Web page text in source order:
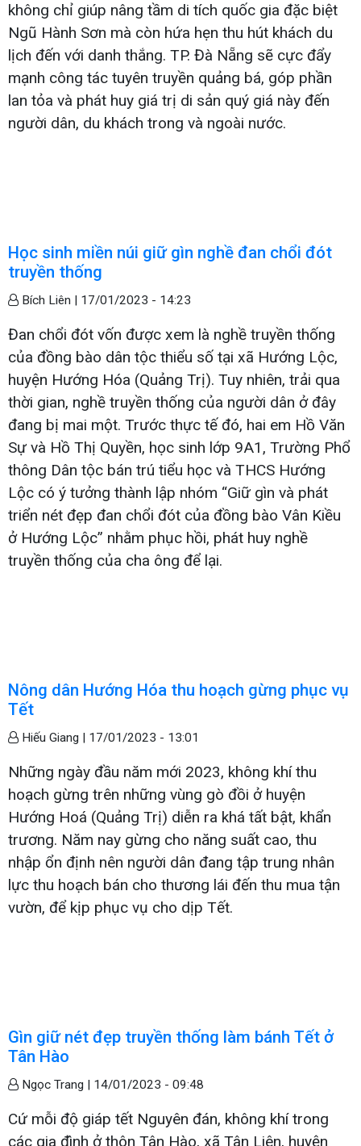
không chỉ giúp nâng tầm di tích quốc gia đặc biệt
Ngũ Hành Sơn mà còn hứa hẹn thu hút khách du
lịch đến với danh thắng. TP. Đà Nẵng sẽ cực đẩy
mạnh công tác tuyên truyền quảng bá, góp phần
lan tỏa và phát huy giá trị di sản quý giá này đến
người dân, du khách trong và ngoài nước.
Học sinh miền núi giữ gìn nghề đan chổi đót
truyền thống
Bích Liên | 17/01/2023 - 14:23
Đan chổi đót vốn được xem là nghề truyền thống
của đồng bào dân tộc thiểu số tại xã Hướng Lộc,
huyện Hướng Hóa (Quảng Trị). Tuy nhiên, trải qua
thời gian, nghề truyền thống của người dân ở đây
đang bị mai một. Trước thực tế đó, hai em Hồ Văn
Sự và Hồ Thị Quyền, học sinh lớp 9A1, Trường Phổ
thông Dân tộc bán trú tiểu học và THCS Hướng
Lộc có ý tưởng thành lập nhóm “Giữ gìn và phát
triển nét đẹp đan chổi đót của đồng bào Vân Kiều
ở Hướng Lộc” nhằm phục hồi, phát huy nghề
truyền thống của cha ông để lại.
Nông dân Hướng Hóa thu hoạch gừng phục vụ
Tết
Hiếu Giang | 17/01/2023 - 13:01
Những ngày đầu năm mới 2023, không khí thu
hoạch gừng trên những vùng gò đồi ở huyện
Hướng Hoá (Quảng Trị) diễn ra khá tất bật, khẩn
trương. Năm nay gừng cho năng suất cao, thu
nhập ổn định nên người dân đang tập trung nhân
lực thu hoạch bán cho thương lái đến thu mua tận
vườn, để kịp phục vụ cho dịp Tết.
Gìn giữ nét đẹp truyền thống làm bánh Tết ở
Tân Hào
Ngọc Trang | 14/01/2023 - 09:48
Cứ mỗi độ giáp tết Nguyên đán, không khí trong
các gia đình ở thôn Tân Hào, xã Tân Liên, huyện